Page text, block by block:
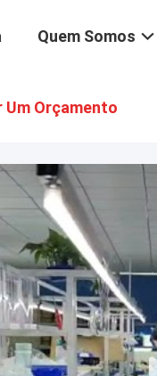
Quem Somos
Um Orçamento